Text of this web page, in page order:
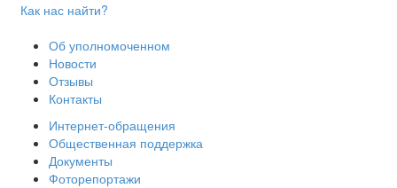
Как нас найти?
Об уполномоченном
Новости
Отзывы
Контакты
Интернет-обращения
Общественная поддержка
Документы
Фоторепортажи